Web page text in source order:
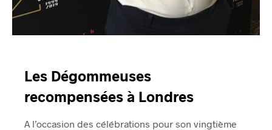
Les Dégommeuses
recompensées à Londres
A l’occasion des célébrations pour son vingtième